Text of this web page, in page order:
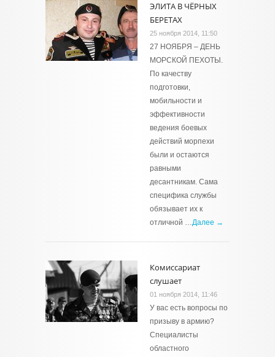
ЭЛИТА В ЧЁРНЫХ
БЕРЕТАХ
25 ноября 2014, 11:50
27 НОЯБРЯ – ДЕНЬ
МОРСКОЙ ПЕХОТЫ.
По качеству
подготовки,
мобильности и
эффективности
ведения боевых
действий морпехи
были и остаются
равными
десантникам. Сама
специфика службы
обязывает их к
отличной …Далее →
Комиссариат
слушает
01 ноября 2014, 11:46
У вас есть вопросы по
призыву в армию?
Специалисты
областного